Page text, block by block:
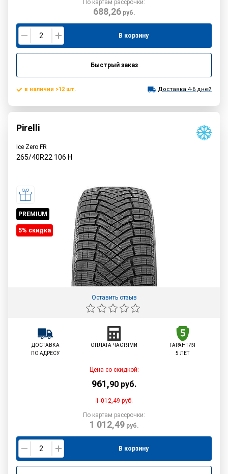
По картам рассрочки:
688,26руб.
В корзину
Быстрый заказ
в наличии >12 шт. Доставка 4-6 дней
Pirelli
Ice Zero FR
265/40R22 106 H
PREMIUM
5% cкидка
Оставить отзыв
ДОСТАВКА
ПО АДРЕСУ
ОПЛАТА ЧАСТЯМИ
ГАРАНТИЯ
5 ЛЕТ
Цена со скидкой:
961,90 руб.
1 012,49руб.
По картам рассрочки:
1 012,49руб.
В корзину